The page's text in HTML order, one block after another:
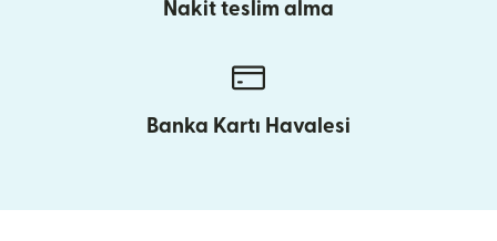
Nakit teslim alma
Banka Kartı Havalesi